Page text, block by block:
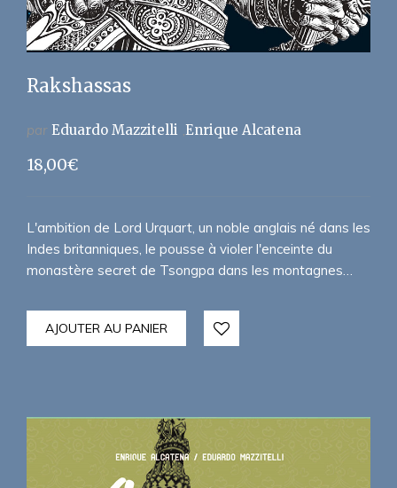
Rakshassas
par Eduardo Mazzitelli Enrique Alcatena
18,00€
L'ambition de Lord Urquart, un noble anglais né dans les
Indes britanniques, le pousse à violer l'enceinte du
monastère secret de Tsongpa dans les montagnes…
AJOUTER AU PANIER